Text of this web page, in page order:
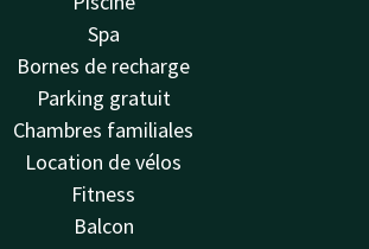
Spa
Bornes de recharge
Parking gratuit
Chambres familiales
Location de vélos
Fitness
Balcon